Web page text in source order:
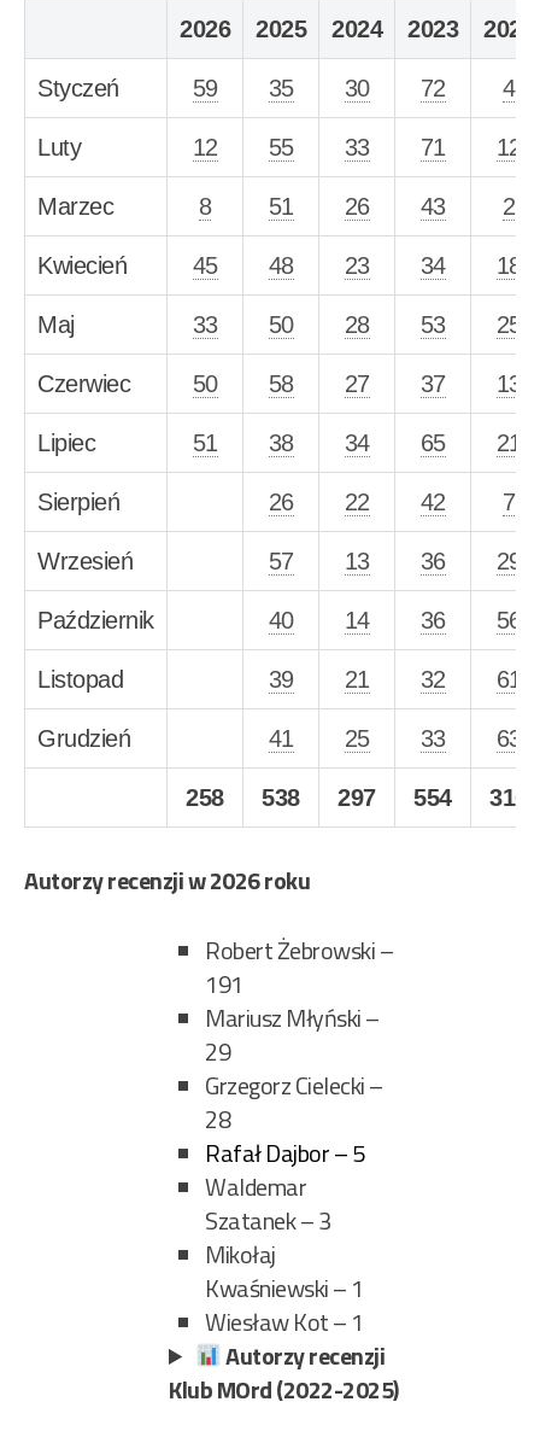
2026 2025 2024 2023 2022
Styczeń 59 35 30 72 4
Luty 12 55 33 71 12
Marzec 8 51 26 43 2
Kwiecień 45 48 23 34 18
Maj 33 50 28 53 25
Czerwiec 50 58 27 37 13
Lipiec 51 38 34 65 21
Sierpień 26 22 42 7
Wrzesień 57 13 36 29
Październik 40 14 36 56
Listopad 39 21 32 61
Grudzień 41 25 33 63
258 538 297 554 310
Autorzy recenzji w 2026 roku
Robert Żebrowski –
191
Mariusz Młyński –
29
Grzegorz Cielecki –
28
Rafał Dajbor – 5
Waldemar
Szatanek – 3
Mikołaj
Kwaśniewski – 1
Wiesław Kot – 1
Autorzy recenzji
Klub MOrd (2022-2025)